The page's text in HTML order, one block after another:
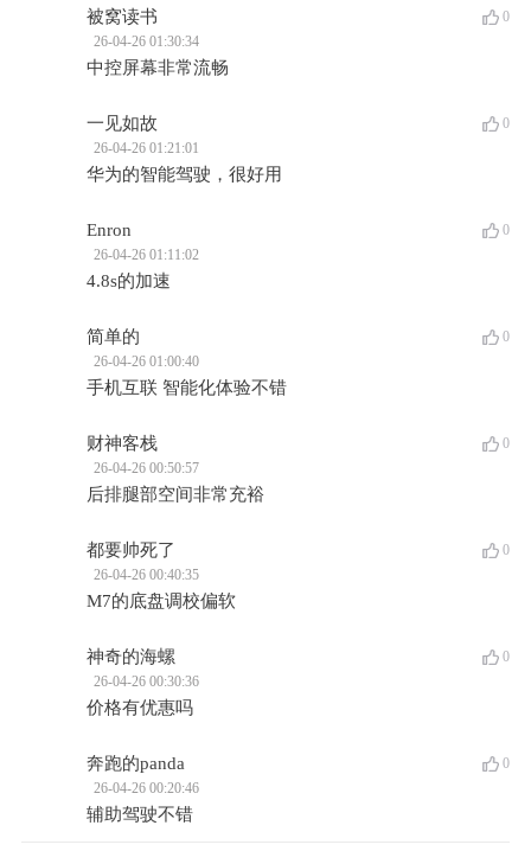
被窝读书
0
26-04-26 01:30:34
中控屏幕非常流畅
一见如故
0
26-04-26 01:21:01
华为的智能驾驶，很好用
Enron
0
26-04-26 01:11:02
4.8s的加速
简单的
0
26-04-26 01:00:40
手机互联 智能化体验不错
财神客栈
0
26-04-26 00:50:57
后排腿部空间非常充裕
都要帅死了
0
26-04-26 00:40:35
M7的底盘调校偏软
神奇的海螺
0
26-04-26 00:30:36
价格有优惠吗
奔跑的panda
0
26-04-26 00:20:46
辅助驾驶不错